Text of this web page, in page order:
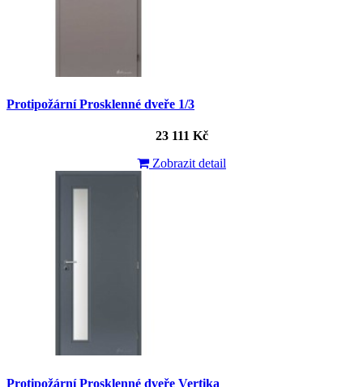
Protipožární Prosklenné dveře 1/3
23 111 Kč
Zobrazit detail
Protipožární Prosklenné dveře Vertika